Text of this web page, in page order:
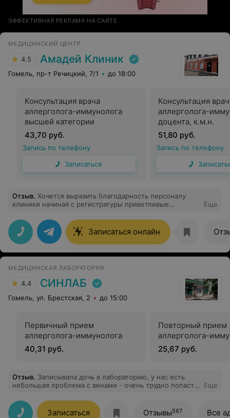
ЭФФЕКТИВНАЯ РЕКЛАМА НА САЙТЕ
МЕДИЦИНСКИЙ ЦЕНТР
4.5 Амадей Клиник
Гомель, пр-т Речицкий, 7/1 до 18:00
Консультация врача
аллерголога-иммунолога
высшей категории
43,70 руб.
Запись по телефону
Записаться
Консультация
аллерголога-
доцента, к.м.н.
51,80 руб.
Запись по телефону
Отзыв. Хочется выразить благодарность персоналу
клиники начиная с регистратуры приветливые
же врачам Осиповой Н. В врач очень внимательный и
грамотный спасибо Вам большое за терпение и ваш
честный труд! А так же доктору Савайтан спасибо
большое и кардиологу Гаральской С.С. а так же
хочется выразить благодарность администратору
Еще
Записаться онлайн
МЕДИЦИНСКАЯ ЛАБОРАТОРИЯ
4.4 СИНЛАБ
Гомель, ул. Брестская, 2 до 15:00
Первичный прием
аллерголога-иммунолога
40,31 руб.
Повторный прием
аллерголога-
25,67 руб.
Отзыв. Записывала дочь в лабораторию, у нас есть
небольшая проблема с венами - очень трудно попасть
специалист, с первого раза все получилось. Ребенок
доволен. Рекомендую!
Еще
Записаться Отзывы567 Все